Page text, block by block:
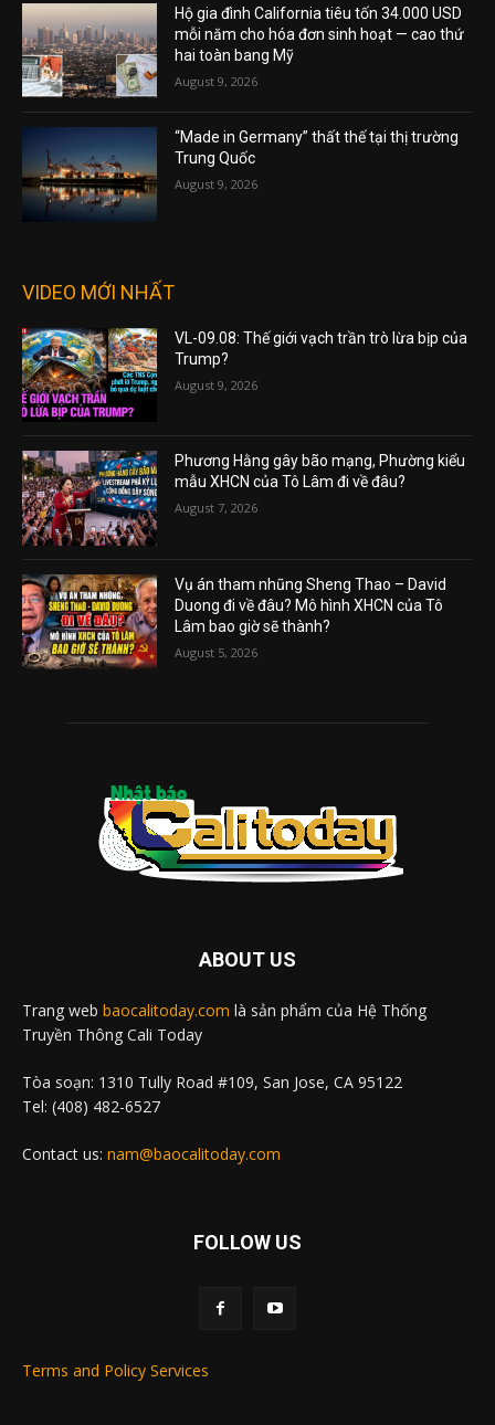
Hộ gia đình California tiêu tốn 34.000 USD
mỗi năm cho hóa đơn sinh hoạt — cao thứ
hai toàn bang Mỹ
August 9, 2026
“Made in Germany” thất thế tại thị trường
Trung Quốc
August 9, 2026
VIDEO MỚI NHẤT
VL-09.08: Thế giới vạch trần trò lừa bịp của
Trump?
August 9, 2026
Phương Hằng gây bão mạng, Phường kiểu
mẫu XHCN của Tô Lâm đi về đâu?
August 7, 2026
Vụ án tham nhũng Sheng Thao – David
Duong đi về đâu? Mô hình XHCN của Tô
Lâm bao giờ sẽ thành?
August 5, 2026
ABOUT US
Trang web baocalitoday.com là sản phẩm của Hệ Thống
Truyền Thông Cali Today
Tòa soạn: 1310 Tully Road #109, San Jose, CA 95122
Tel: (408) 482-6527
Contact us: nam@baocalitoday.com
FOLLOW US
Terms and Policy Services